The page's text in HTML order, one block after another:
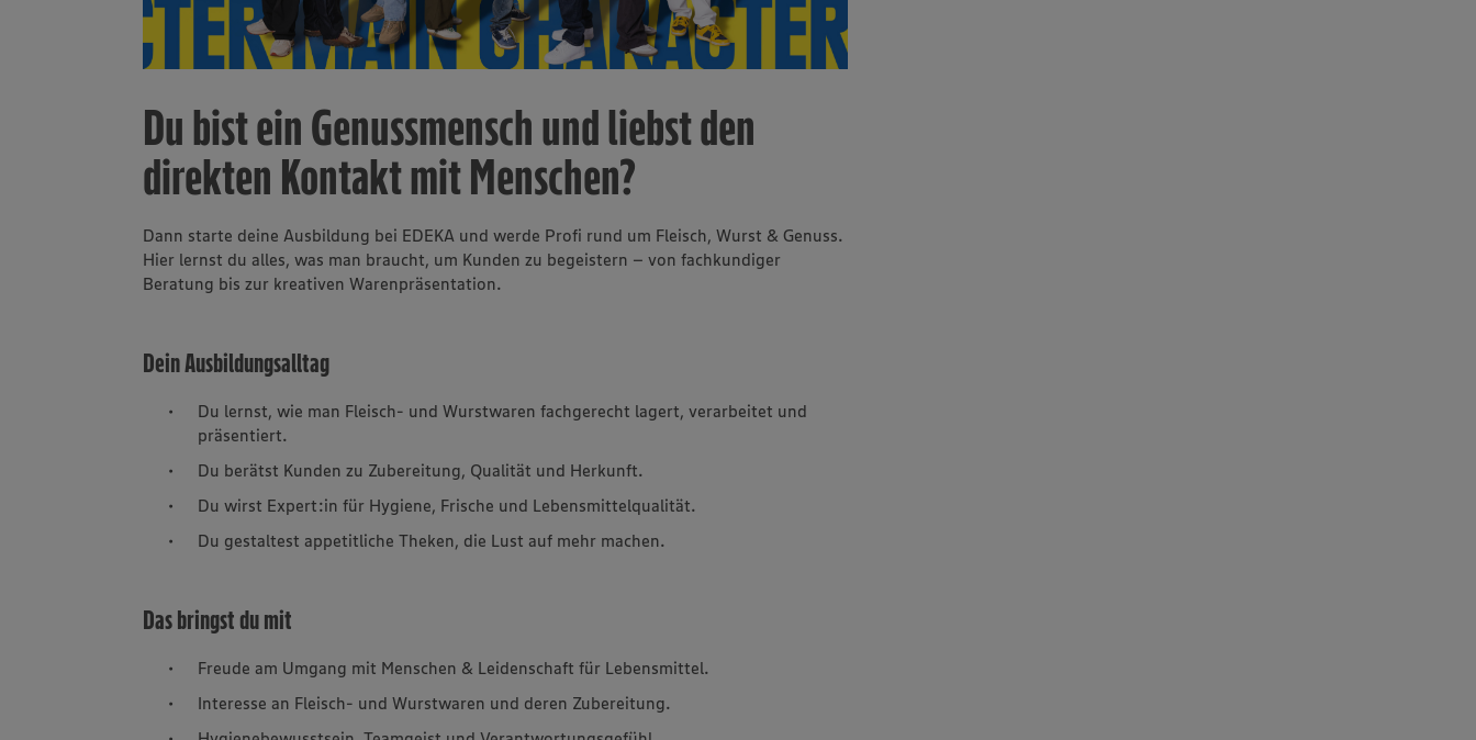
Du bist ein Genussmensch und liebst den
direkten Kontakt mit Menschen?
Dann starte deine Ausbildung bei EDEKA und werde Profi rund um Fleisch, Wurst & Genuss.
Hier lernst du alles, was man braucht, um Kunden zu begeistern – von fachkundiger
Beratung bis zur kreativen Warenpräsentation.
Dein Ausbildungsalltag
Du lernst, wie man Fleisch- und Wurstwaren fachgerecht lagert, verarbeitet und
präsentiert.
Du berätst Kunden zu Zubereitung, Qualität und Herkunft.
Du wirst Expert:in für Hygiene, Frische und Lebensmittelqualität.
Du gestaltest appetitliche Theken, die Lust auf mehr machen.
Das bringst du mit
Freude am Umgang mit Menschen & Leidenschaft für Lebensmittel.
Interesse an Fleisch- und Wurstwaren und deren Zubereitung.